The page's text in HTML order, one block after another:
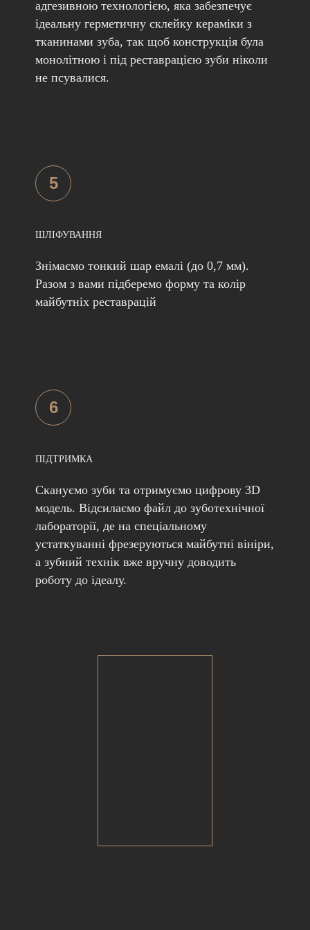
адгезивною технологією, яка забезпечує
ідеальну герметичну склейку кераміки з
тканинами зуба, так щоб конструкція була
монолітною і під реставрацією зуби ніколи
не псувалися.
5
ШЛІФУВАННЯ
Знімаємо тонкий шар емалі (до 0,7 мм).
Разом з вами підберемо форму та колір
майбутніх реставрацій
6
ПІДТРИМКА
Скануємо зуби та отримуємо цифрову 3D
модель. Відсилаємо файл до зуботехнічної
лабораторії, де на спеціальному
устаткуванні фрезеруються майбутні вініри,
а зубний технік вже вручну доводить
роботу до ідеалу.